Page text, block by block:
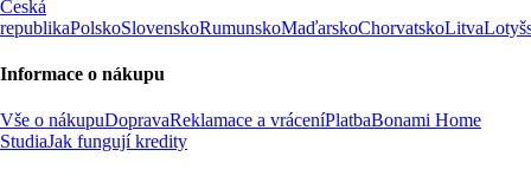
Česká
republikaPolskoSlovenskoRumunskoMaďarskoChorvatskoLitva
Informace o nákupu
Vše o nákupuDopravaReklamace a vráceníPlatbaBonami Home
StudiaJak fungují kredity